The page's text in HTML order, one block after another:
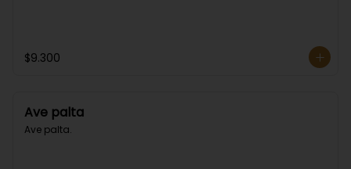
$9.300
Ave palta
Ave palta.